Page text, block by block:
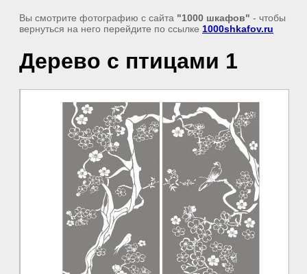
Вы смотрите фотографию с сайта "1000 шкафов" - чтобы
вернуться на него перейдите по ссылке 1000shkafov.ru
Дерево с птицами 1